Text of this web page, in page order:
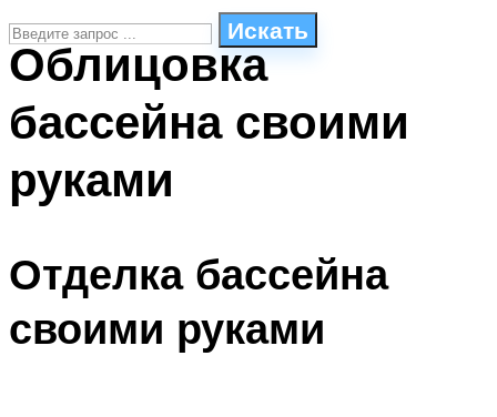
Искать
СТИЛИ ПЛАВАНЬЯ
ПЛАВАНЬЕ ДЛЯ ДЕТЕЙ
БАССЕЙН ДЛЯ ДОМА
МЕНЮ
Облицовка
бассейна своими
руками
Отделка бассейна
своими руками